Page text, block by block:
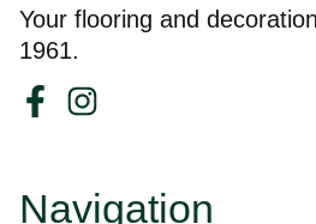
Your flooring and
1961.
Navigation